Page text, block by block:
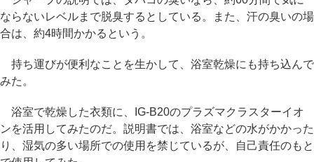
ならないレベルまで脱臭するとしている。また、汗の臭いの場
合は、約4時間かかるという。
持ち運びが便利なことを生かして、浴室乾燥にも持ち込んで
みた。
浴室で乾燥した衣類に、IG-B20のプラズマクラスターイオ
ンを活用してみたのだ。説明書では、浴室などの水がかかった
り、湿気の多い場所での使用を禁じているが、自己責任のもと